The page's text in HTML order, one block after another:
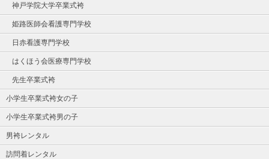
神戸学院大学卒業式袴
姫路医師会看護専門学校
日赤看護専門学校
はくほう会医療専門学校
先生卒業式袴
小学生卒業式袴女の子
小学生卒業式袴男の子
男袴レンタル
訪問着レンタル